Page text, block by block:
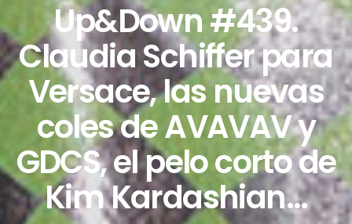
Up&Down #439.
Claudia Schiffer para
Versace, las nuevas
coles de AVAVAV y
GDCS, el pelo corto de
Kim Kardashian…